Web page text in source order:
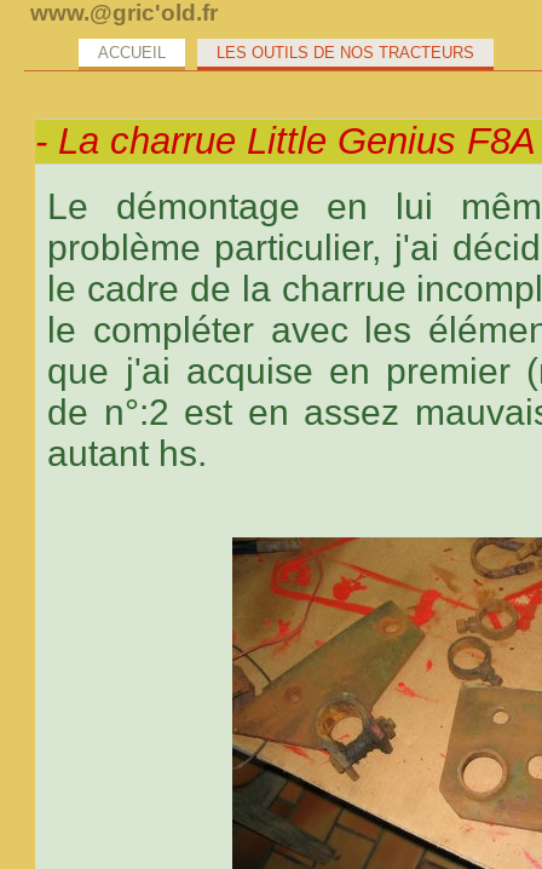
www.@gric'old.fr
ACCUEIL LES OUTILS DE NOS TRACTEURS
- La charrue Little Genius
Le démontage en lui
problème particulier, j'ai
le cadre de la charrue
le compléter avec les
que j'ai acquise en premier
de n°:2 est en assez
autant hs.